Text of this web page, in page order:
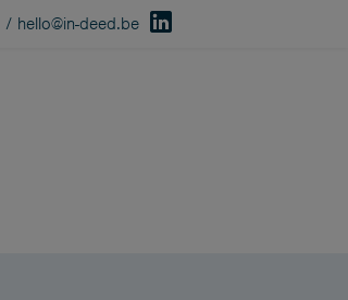
/ hello@in-deed.be